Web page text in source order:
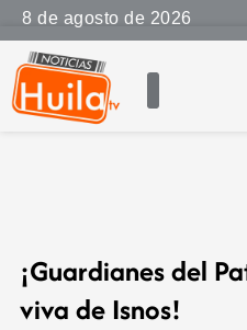
8 de agosto de 2026
¡Guardianes del
viva de Isnos!